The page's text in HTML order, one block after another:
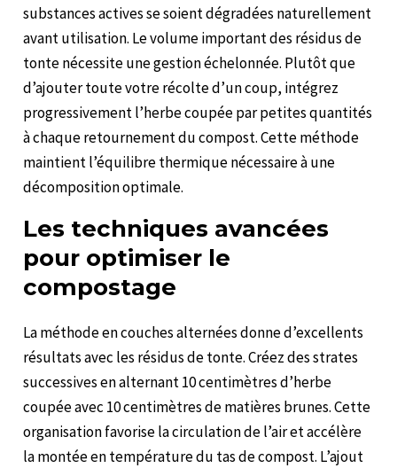
substances actives se soient dégradées naturellement
avant utilisation. Le volume important des résidus de
tonte nécessite une gestion échelonnée. Plutôt que
d’ajouter toute votre récolte d’un coup, intégrez
progressivement l’herbe coupée par petites quantités
à chaque retournement du compost. Cette méthode
maintient l’équilibre thermique nécessaire à une
décomposition optimale.
Les techniques avancées
pour optimiser le
compostage
La méthode en couches alternées donne d’excellents
résultats avec les résidus de tonte. Créez des strates
successives en alternant 10 centimètres d’herbe
coupée avec 10 centimètres de matières brunes. Cette
organisation favorise la circulation de l’air et accélère
la montée en température du tas de compost. L’ajout